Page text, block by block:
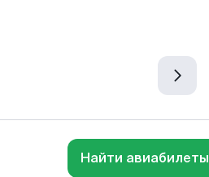
Найти авиабилеты